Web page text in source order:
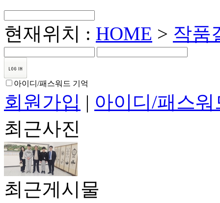
현재위치 : HOME > 작품
아이디/패스워드 기억
회원가입 | 아이디/패스
최근사진
최근게시물